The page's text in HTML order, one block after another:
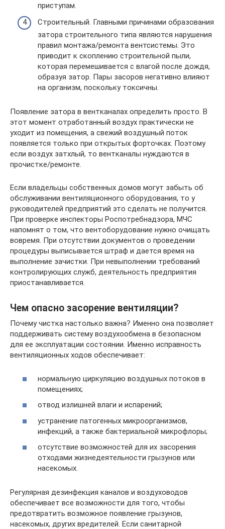
приступам.
Строительный. Главными причинами образования
затора строительного типа являются нарушения
правил монтажа/ремонта вентсистемы. Это
приводит к скоплению строительной пыли,
которая перемешивается с влагой после дождя,
образуя затор. Пары засоров негативно влияют
на организм, поскольку токсичны.
Появление затора в вентканалах определить просто. В
этот момент отработанный воздух практически не
уходит из помещения, а свежий воздушный поток
появляется только при открытых форточках. Поэтому
если воздух затхлый, то вентканалы нуждаются в
прочистке/ремонте.
Если владельцы собственных домов могут забыть об
обслуживании вентиляционного оборудования, то у
руководителей предприятий это сделать не получится.
При проверке инспекторы Роспотребнадзора, МЧС
напомнят о том, что вентоборудование нужно очищать
вовремя. При отсутствии документов о проведении
процедуры выписывается штраф и дается время на
выполнение зачистки. При невыполнении требований
контролирующих служб, деятельность предприятия
приостанавливается.
Чем опасно засорение вентиляции?
Почему чистка настолько важна? Именно она позволяет
поддерживать систему воздухообмена в безопасном
для ее эксплуатации состоянии. Именно исправность
вентиляционных ходов обеспечивает:
нормальную циркуляцию воздушных потоков в
помещениях;
отвод излишней влаги и испарений;
устранение патогенных микроорганизмов,
инфекций, а также бактериальной микрофлоры;
отсутствие возможностей для их засорения
отходами жизнедеятельности грызунов или
насекомых.
Регулярная дезинфекция каналов и воздуховодов
обеспечивает все возможности для того, чтобы
предотвратить возможное появление грызунов,
насекомых, других вредителей. Если санитарной